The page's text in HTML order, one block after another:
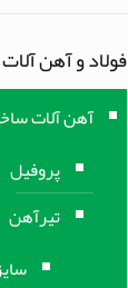
فولاد و آهن
آهن آلات
پروفیل
تیرآهن